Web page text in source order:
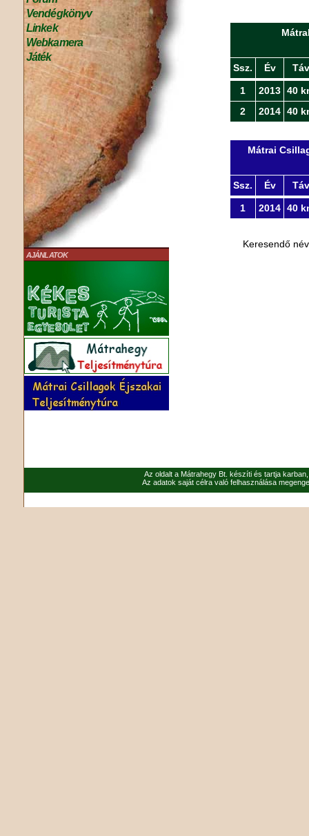
Vendégkönyv
Linkek
Webkamera
Játék
AJÁNLATOK
Ssz. Év Táv
1 2013 40
2
2014 40
Mátrai
Ssz. Év Táv
1 2014 40
Keresendő
Az oldalt a Mátrahegy Bt. készíti és tartja
Az adatok saját célra való felhasználása